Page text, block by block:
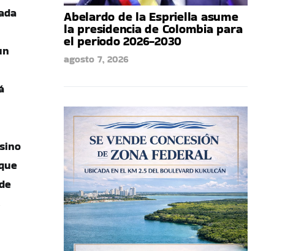
Abelardo de la Espriella asume
la presidencia de Colombia para
el periodo 2026-2030
agosto 7, 2026